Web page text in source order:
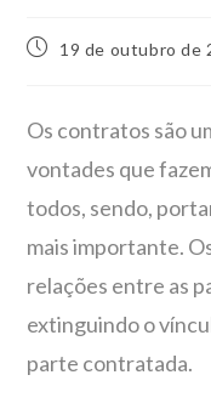
19 de outubro de
Os contratos são
vontades que
todos, sendo,
mais importante.
relações entre as
extinguindo o
parte contratada.